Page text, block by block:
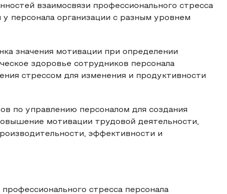
взаимосвязи профессионального стресса
у персонала организации с разным уровнем
значения мотивации при определении
здоровье сотрудников персонала
стрессом для изменения и продуктивности
по управлению персоналом для создания
мотивации трудовой деятельности,
эффективности и
стресса персонала